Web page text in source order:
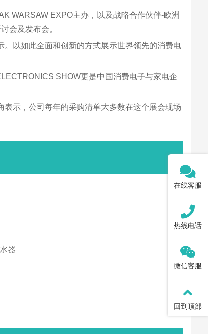
WARSAW EXPO主办，以及战略合作伙伴-欧洲
会及发布会。
以如此全面和创新的方式展示世界领先的消费电
SHOW更是中国消费电子与家电企
示，公司每年的采购清单大多数在这个展会现场
器
在线客服
热线电话
微信客服
回到顶部